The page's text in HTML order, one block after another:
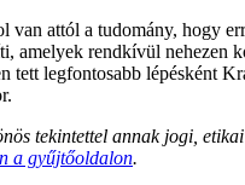
attól a tudomány, hogy
rendkívül nehezen
tett legfontosabb lépésként
tekintettel annak jogi,
a gyűjtőoldalon.